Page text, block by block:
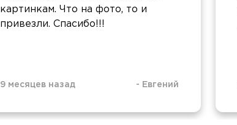
картинкам. Что на фото, то и
привезли. Спасибо!!!
9 месяцев назад - Евгений